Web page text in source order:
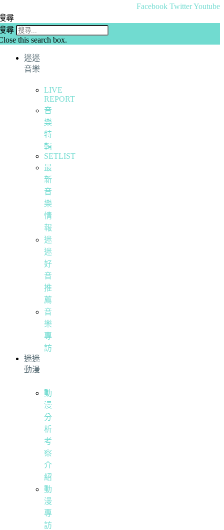
Facebook TwitterYoutube
尋
尋
this search box.
迷迷
音樂
LIVE
REPORT
音
樂
特
輯
SETLIST
最
新
音
樂
情
報
迷
迷
好
音
推
薦
音
樂
專
訪
迷迷
動漫
動
漫
分
析
考
察
介
紹
動
漫
專
訪